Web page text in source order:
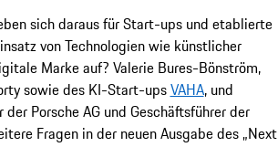
sich daraus für Start-ups und etablierte
von Technologien wie künstlicher
Marke auf? Valerie Bures-Bönström,
sowie des KI-Start-upsVAHA, und
Porsche AG und Geschäftsführer der
Fragen in der neuen Ausgabe des „Next